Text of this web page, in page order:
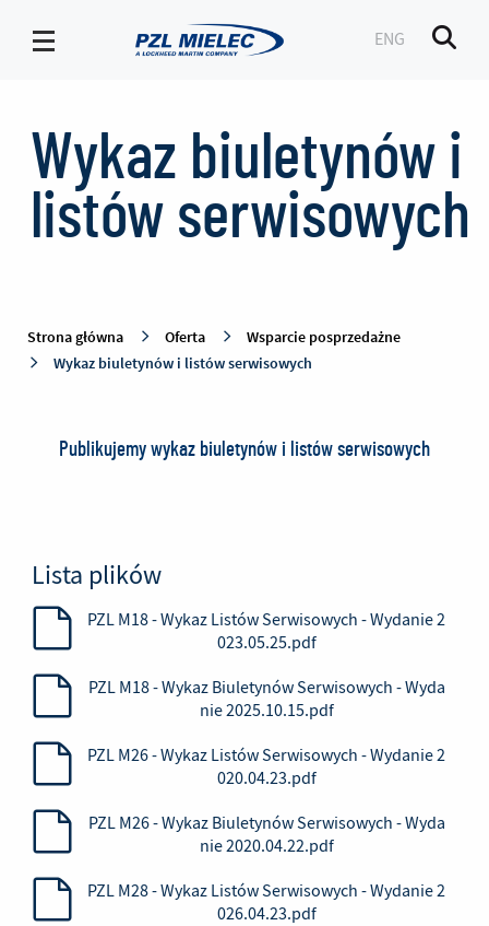
i
serwisowych
Mielec
ENG
Wykaz biuletynów i
listów serwisowych
Strona główna Oferta
Wsparcie posprzedażne
Wykaz biuletynów i listów serwisowych
Publikujemy wykaz biuletynów i listów serwisowych
Lista plików
PZL M18 - Wykaz Listów Serwisowych - Wydanie 2
023.05.25.pdf
PZL M18 - Wykaz Biuletynów Serwisowych - Wyda
nie 2025.10.15.pdf
PZL M26 - Wykaz Listów Serwisowych - Wydanie 2
020.04.23.pdf
PZL M26 - Wykaz Biuletynów Serwisowych - Wyda
nie 2020.04.22.pdf
PZL M28 - Wykaz Listów Serwisowych - Wydanie 2
026.04.23.pdf